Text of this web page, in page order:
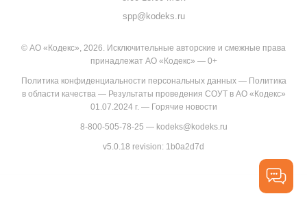
spp@kodeks.ru
© АО «Кодекс», 2026. Исключительные авторские и смежные права
принадлежат АО «Кодекс» — 0+
Политика конфиденциальности персональных данных— Политика
в области качества— Результаты проведения СОУТ в АО «Кодекс»
01.07.2024 г.— Горячие новости
8-800-505-78-25 — kodeks@kodeks.ru
v5.0.18 revision: 1b0a2d7d